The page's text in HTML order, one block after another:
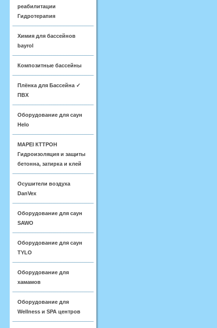
реабилитации
Гидротерапия
Химия для бассейнов
bayrol
Композитные бассейны
Плёнка для Бассейна ✓
ПВХ
Оборудование для саун
Helo
MAPEI КТТРОН
Гидроизоляция и защиты
бетонна, затирка и клей
Осушители воздуха
DanVex
Оборудование для саун
SAWO
Оборудование для саун
TYLO
Оборудование для
хамамов
Оборудование для
Wellness и SPA центров